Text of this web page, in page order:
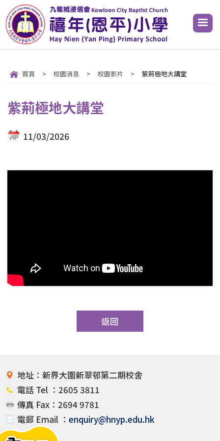
首頁 > 校園消息 > 校園影片 > 紫荊極地大講堂
紫荊極地大講堂
11/03/2026
返回
地址：新界大圍新翠邨第二期校舍
電話 Tel ：2605 3811
傳真 Fax：2694 9781
電郵 Email ： enquiry@hnyp.edu.hk